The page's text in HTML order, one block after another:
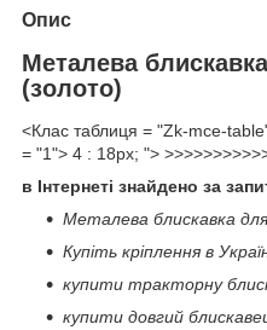
Опис
Металева
(золото)
<Клас таблиця = "Zk-mce-
= "1"> 4 : 18px; ">
в Інтернеті знайдено за
Металева блискавка
Купіть кріплення в
купити тракторну
купити довгий